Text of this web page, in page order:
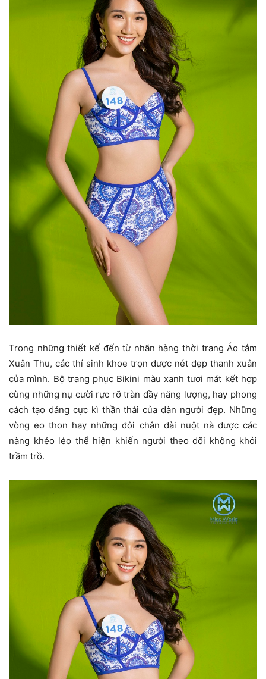
Trong những thiết kế đến từ nhãn hàng thời trang Áo tắm
Xuân Thu, các thí sinh khoe trọn được nét đẹp thanh xuân
của mình. Bộ trang phục Bikini màu xanh tươi mát kết hợp
cùng những nụ cười rực rỡ tràn đầy năng lượng, hay phong
cách tạo dáng cực kì thần thái của dàn người đẹp. Những
vòng eo thon hay những đôi chân dài nuột nà được các
nàng khéo léo thể hiện khiến người theo dõi không khỏi
trầm trồ.